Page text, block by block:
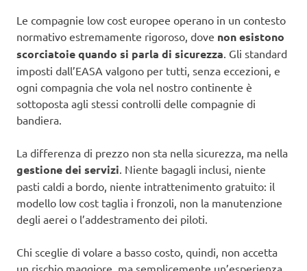
Le compagnie low cost europee operano in un contesto
normativo estremamente rigoroso, dove non esistono
scorciatoie quando si parla di sicurezza . Gli standard
imposti dall’EASA valgono per tutti, senza eccezioni, e
ogni compagnia che vola nel nostro continente è
sottoposta agli stessi controlli delle compagnie di
bandiera.
La differenza di prezzo non sta nella sicurezza, ma nella
gestione dei servizi . Niente bagagli inclusi, niente
pasti caldi a bordo, niente intrattenimento gratuito: il
modello low cost taglia i fronzoli, non la manutenzione
degli aerei o l’addestramento dei piloti.
Chi sceglie di volare a basso costo, quindi, non accetta
un rischio maggiore, ma semplicemente un’esperienza